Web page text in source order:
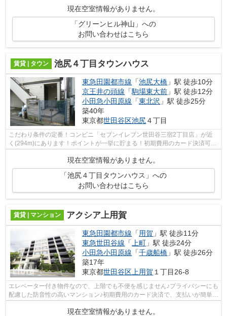
現在空室情報がありません。
「グリーンヒル神山」への
お問い合わせはこちら
賃貸 | タウン 池尻４丁目タウンハウス
東急田園都市線 「池尻大橋 」駅 徒歩10分
京王井の頭線 「駒場東大前 」駅 徒歩12分
小田急小田原線 「東北沢 」駅 徒歩25分
築40年
東京都世田谷区池尻４丁目
こだわり条件の定番！コンビニ「セブンイレブン世田谷三宿2丁目店」が近
く(294m)にあります！ポイントが一挙に貯まる！初期費用のカード決済可能
現在空室情報がありません。
「池尻４丁目タウンハウス」への
お問い合わせはこちら
賃貸 | マンション アクシア上用賀
東急田園都市線 「 用賀 」駅 徒歩11分
東急世田谷線 「 上町 」駅 徒歩24分
小田急小田原線 「千歳船橋 」駅 徒歩26分
築17年
東京都世田谷区 上用賀 １丁目26-8
エレベーター付き物件なので、上階でも不便を感じません♪プライバシーにも
配慮した防音性の高いマンション♪初期費用のカード決済で、支払いが簡単・
便利♪こちらの物件は駅まで徒歩で11...
現在空室情報がありません。